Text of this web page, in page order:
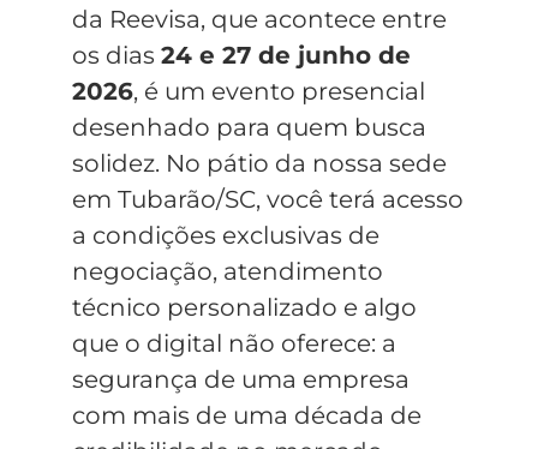
da Reevisa, que acontece entre
os dias 24 e 27 de junho de
2026, é um evento presencial
desenhado para quem busca
solidez. No pátio da nossa sede
em Tubarão/SC, você terá acesso
a condições exclusivas de
negociação, atendimento
técnico personalizado e algo
que o digital não oferece: a
segurança de uma empresa
com mais de uma década de